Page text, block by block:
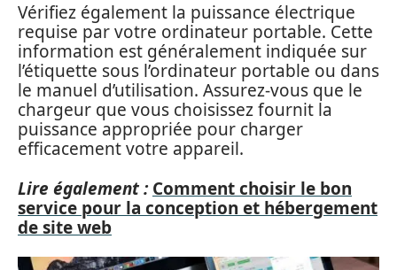
Vérifiez également la puissance électrique
requise par votre ordinateur portable. Cette
information est généralement indiquée sur
l’étiquette sous l’ordinateur portable ou dans
le manuel d’utilisation. Assurez-vous que le
chargeur que vous choisissez fournit la
puissance appropriée pour charger
efficacement votre appareil.
Lire également : Comment choisir le bon
service pour la conception et hébergement
de site web